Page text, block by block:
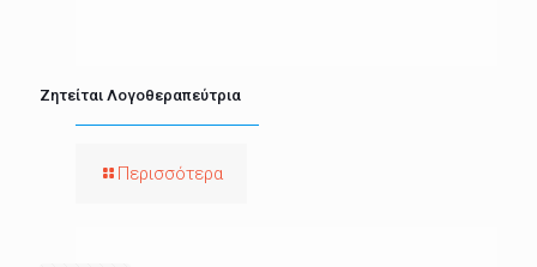
Ζητείται Λογοθεραπεύτρια
Περισσότερα